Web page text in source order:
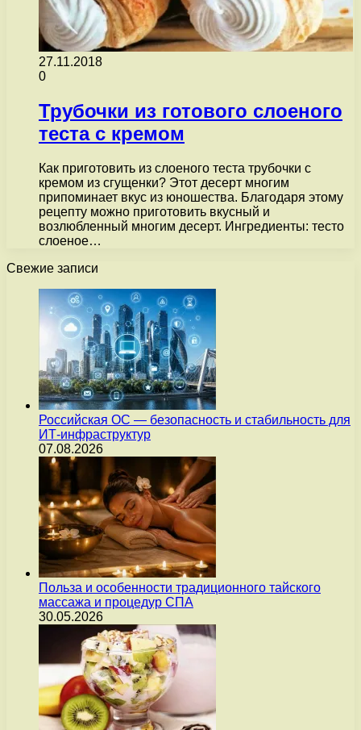
27.11.2018
0
Трубочки из готового слоеного
теста с кремом
Как приготовить из слоеного теста трубочки с
кремом из сгущенки? Этот десерт многим
припоминает вкус из юношества. Благодаря этому
рецепту можно приготовить вкусный и
возлюбленный многим десерт. Ингредиенты: тесто
слоеное…
Свежие записи
Российская ОС — безопасность и стабильность для
ИТ-инфраструктур
07.08.2026
Польза и особенности традиционного тайского
массажа и процедур СПА
30.05.2026